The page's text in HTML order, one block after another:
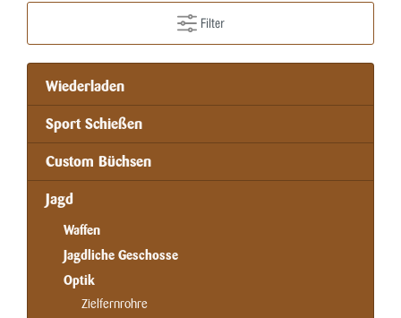
Filter
Wiederladen
Sport Schießen
Custom Büchsen
Jagd
Waffen
Jagdliche Geschosse
Optik
Zielfernrohre